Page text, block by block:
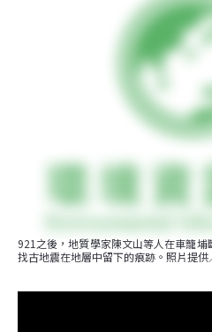
921之後，地質學家陳文山等人在車籠
找古地震在地層中留下的痕跡。照片提